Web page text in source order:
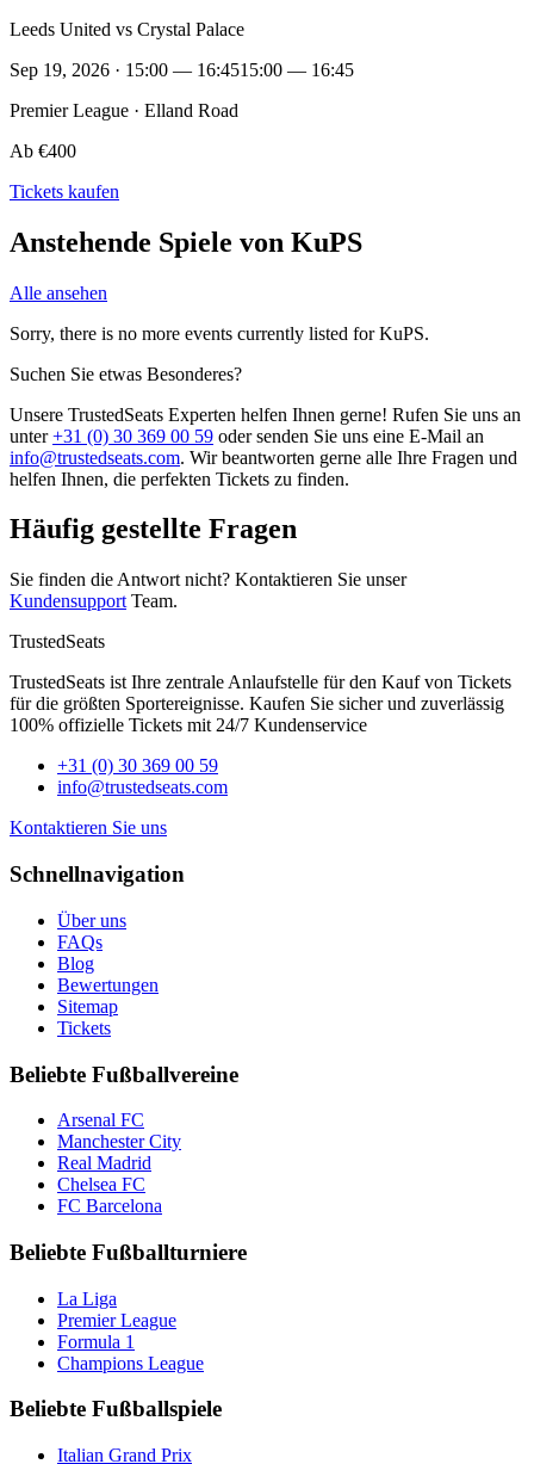
Leeds United vs Crystal Palace
Sep 19, 2026 · 15:00 — 16:4515:00 — 16:45
Premier League · Elland Road
Ab €400
Tickets kaufen
Anstehende Spiele von KuPS
Alle ansehen
Sorry, there is no more events currently listed for KuPS.
Suchen Sie etwas Besonderes?
Unsere TrustedSeats Experten helfen Ihnen gerne! Rufen Sie uns an
unter+31 (0) 30 369 00 59 oder senden Sie uns eine E-Mail an
info@trustedseats.com. Wir beantworten gerne alle Ihre Fragen und
helfen Ihnen, die perfekten Tickets zu finden.
Häufig gestellte Fragen
Sie finden die Antwort nicht? Kontaktieren Sie unser
Kundensupport Team.
TrustedSeats
TrustedSeats ist Ihre zentrale Anlaufstelle für den Kauf von Tickets
für die größten Sportereignisse. Kaufen Sie sicher und zuverlässig
100% offizielle Tickets mit 24/7 Kundenservice
+31 (0) 30 369 00 59
info@trustedseats.com
Kontaktieren Sie uns
Schnellnavigation
Über uns
FAQs
Blog
Bewertungen
Sitemap
Tickets
Beliebte Fußballvereine
Arsenal FC
Manchester City
Real Madrid
Chelsea FC
FC Barcelona
Beliebte Fußballturniere
La Liga
Premier League
Formula 1
Champions League
Beliebte Fußballspiele
Italian Grand Prix